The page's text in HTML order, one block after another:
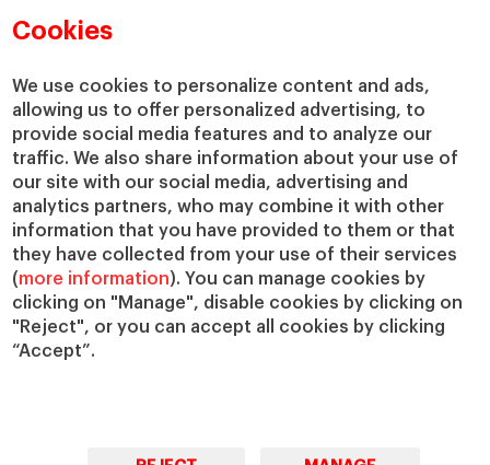
Cookies
We use cookies to personalize content and ads,
allowing us to offer personalized advertising, to
provide social media features and to analyze our
traffic. We also share information about your use of
our site with our social media, advertising and
analytics partners, who may combine it with other
information that you have provided to them or that
they have collected from your use of their services
(more information). You can manage cookies by
clicking on "Manage", disable cookies by clicking on
"Reject", or you can accept all cookies by clicking
“Accept”.
Departamentos académicos
Cátedras
IESE Insight
IESE Publishing
Nuestro impacto
Colabora con el IESE
Servicios
Biblioteca
Canal de Compliance
Capellanía
IESE Shop
Jobs @IESE
Préstamos y becas